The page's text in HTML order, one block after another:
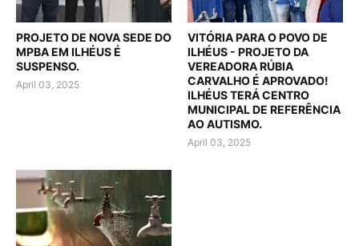
PROJETO DE NOVA SEDE DO
MPBA EM ILHÉUS É
SUSPENSO.
April 03, 2025
VITÓRIA PARA O POVO DE
ILHÉUS - PROJETO DA
VEREADORA RÚBIA
CARVALHO É APROVADO!
ILHÉUS TERÁ CENTRO
MUNICIPAL DE REFERÊNCIA
AO AUTISMO.
April 03, 2025